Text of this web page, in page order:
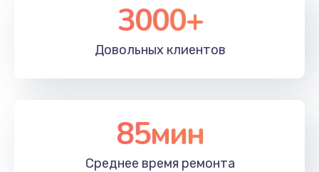
3000+
Довольных клиентов
85мин
Среднее время ремонта